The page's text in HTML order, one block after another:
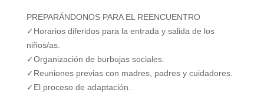
o
PREPARÁNDONOS PARA EL REENCUENTRO
✓Horarios diferidos para la entrada y salida de los
niños/as.
✓Organización de burbujas sociales.
✓Reuniones previas con madres, padres y cuidadores.
✓El proceso de adaptación.